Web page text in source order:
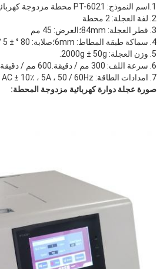
1.اسم النموذج: PT-6021 محطة مزدوجة كهربائية اختبار التصاق عجلة المتداول إعداد عينة
2. لفة العجلة: 2 محطة
3. قطر العجلة: 84mm؛العرض: 45 مم
4. سماكة طبقة المطاط: 6mm؛صلابة: 80 ° ± 5 ° (شور A صلابة)
5. وزن العجلة: 2000g ± 50g.
6. سرعة اللف: 300 مم / دقيقة.600 مم / دقيقة
7. امدادات الطاقة: 220V AC ± 10٪ ، 5A ، 50 / 60Hz
صورة عجلة دوارة كهربائية مزدوجة المحطة: